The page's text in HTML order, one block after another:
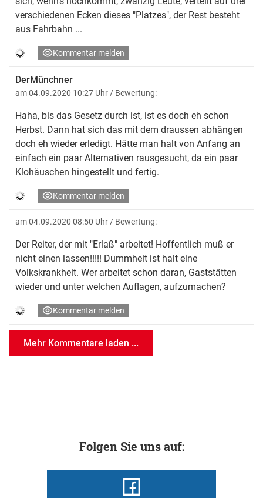
verschiedenen Ecken dieses "Platzes", der Rest besteht
aus Fahrbahn ...
Kommentar melden
DerMünchner
am 04.09.2020 10:27 Uhr / Bewertung:
Haha, bis das Gesetz durch ist, ist es doch eh schon
Herbst. Dann hat sich das mit dem draussen abhängen
doch eh wieder erledigt. Hätte man halt von Anfang an
einfach ein paar Alternativen rausgesucht, da ein paar
Klohäuschen hingestellt und fertig.
Kommentar melden
am 04.09.2020 08:50 Uhr / Bewertung:
Der Reiter, der mit "Erlaß" arbeitet! Hoffentlich muß er
nicht einen lassen!!!!! Dummheit ist halt eine
Volkskrankheit. Wer arbeitet schon daran, Gaststätten
wieder und unter welchen Auflagen, aufzumachen?
Kommentar melden
Mehr Kommentare laden ...
Folgen Sie uns auf: